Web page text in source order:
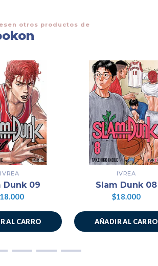
otros productos de
IVREA
Dunk 09
AL CARRO
IVREA
Slam Dunk 08
$18.000
AÑADIR AL CARRO